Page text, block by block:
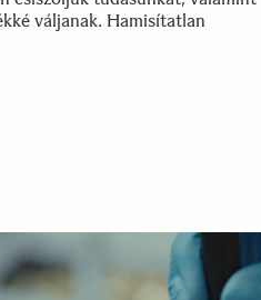
váljanak. Hamisítatlan